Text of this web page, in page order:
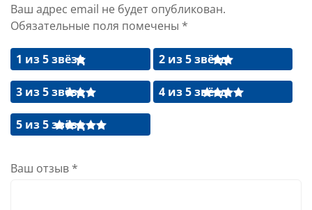
Ваш адрес email не будет опубликован.
Обязательные поля помечены *
1 из 5 звёзд 2 из 5 звёзд
3 из 5 звёзд 4 из 5 звёзд
5 из 5 звёзд
Ваш отзыв *